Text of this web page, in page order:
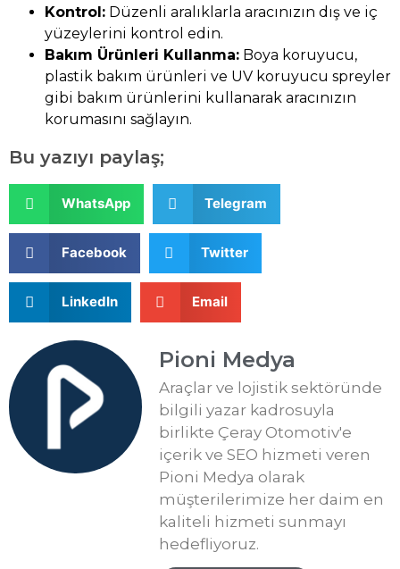
Kontrol: Düzenli aralıklarla aracınızın dış ve iç
yüzeylerini kontrol edin.
Bakım Ürünleri Kullanma: Boya koruyucu,
plastik bakım ürünleri ve UV koruyucu spreyler
gibi bakım ürünlerini kullanarak aracınızın
korumasını sağlayın.
Bu yazıyı paylaş;
WhatsApp Telegram
Facebook Twitter
LinkedIn Email
Pioni Medya
Araçlar ve lojistik sektöründe
bilgili yazar kadrosuyla
birlikte Çeray Otomotiv'e
içerik ve SEO hizmeti veren
Pioni Medya olarak
müşterilerimize her daim en
kaliteli hizmeti sunmayı
hedefliyoruz.